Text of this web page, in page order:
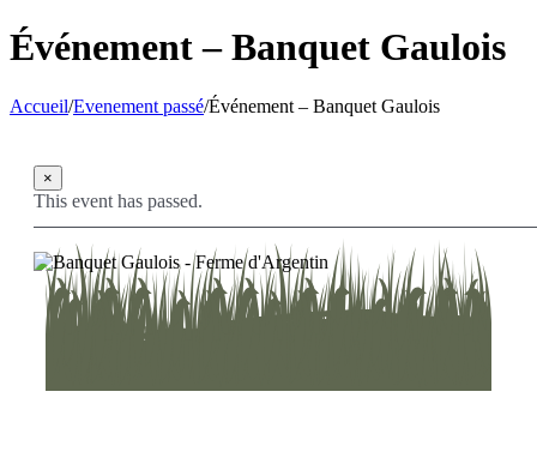
Événement – Banquet Gaulois
Accueil/Evenement passé/Événement – Banquet Gaulois
×
This event has passed.